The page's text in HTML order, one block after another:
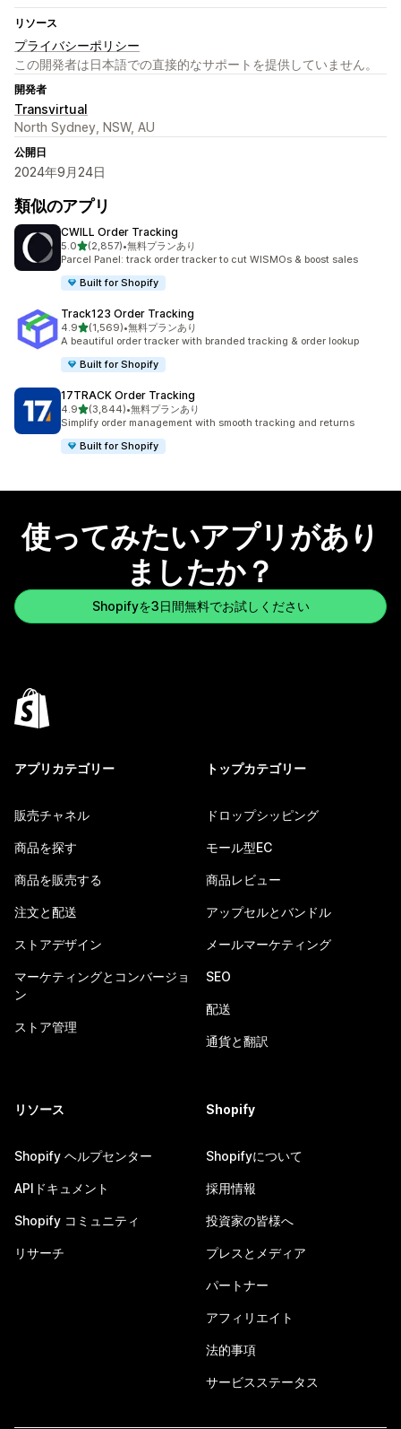
リソース
プライバシーポリシー
この開発者は日本語での直接的なサポートを提供していません。
開発者
Transvirtual
North Sydney, NSW, AU
公開日
2024年9月24日
類似のアプリ
CWILL Order Tracking
5.05つ星中
(2,857)
合計レビュー数：2857件
•無料プランあり
Parcel Panel: track order tracker to cut WISMOs & boost sales
Built for Shopify
Track123 Order Tracking
4.95つ星中
(1,569)
合計レビュー数：1569件
•無料プランあり
A beautiful order tracker with branded tracking & order lookup
Built for Shopify
17TRACK Order Tracking
4.95つ星中
(3,844)
合計レビュー数：3844件
•無料プランあり
Simplify order management with smooth tracking and returns
Built for Shopify
使ってみたいアプリがあり
ましたか？
Shopifyを3日間無料でお試しください
アプリカテゴリー
販売チャネル
商品を探す
商品を販売する
注文と配送
ストアデザイン
マーケティングとコンバージョ
ン
ストア管理
トップカテゴリー
ドロップシッピング
モール型EC
商品レビュー
アップセルとバンドル
メールマーケティング
SEO
配送
通貨と翻訳
リソース
Shopify ヘルプセンター
APIドキュメント
Shopify コミュニティ
リサーチ
Shopify
Shopifyについて
採用情報
投資家の皆様へ
プレスとメディア
パートナー
アフィリエイト
法的事項
サービスステータス